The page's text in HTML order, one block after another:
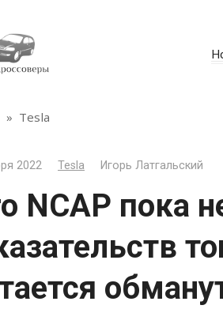
» Tesla
2022 Tesla Игорь Латгальский
NCAP пока